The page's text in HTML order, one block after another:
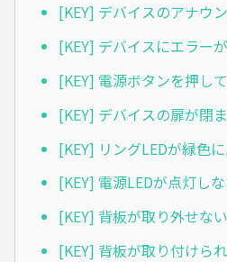
[KEY] デバイスのアナウ
[KEY] デバイスにエラー
[KEY] 電源ボタンを押し
[KEY] デバイスの扉が閉
[KEY] リングLEDが緑色
[KEY] 電源LEDが点灯し
[KEY] 背板が取り外せない
[KEY] 背板が取り付けら